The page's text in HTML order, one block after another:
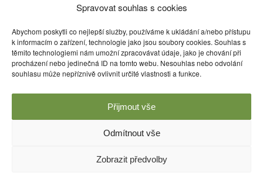
Spravovat souhlas s cookies
Abychom poskytli co nejlepší služby, používáme k ukládání a/nebo přístupu
k informacím o zařízení, technologie jako jsou soubory cookies. Souhlas s
těmito technologiemi nám umožní zpracovávat údaje, jako je chování při
procházení nebo jedinečná ID na tomto webu. Nesouhlas nebo odvolání
souhlasu může nepříznivě ovlivnit určité vlastnosti a funkce.
Přijmout vše
Odmítnout vše
Zobrazit předvolby
800
Platí po dobu 7 dnů
Sezonní
2 200 Kč
Platí od 1.4. do 30.11. v daném
roce
Dravci
1 500 Kč
Platí od 1.9. do 30.11. v daném
roce